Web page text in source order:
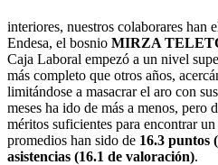
interiores, nuestros colaborares han
Endesa, el bosnio MIRZA
Caja Laboral empezó a un nivel
más completo que otros años,
limitándose a masacrar el aro con
meses ha ido de más a menos, pero
méritos suficientes para encontrar
promedios han sido de 16.3 puntos
asistencias (16.1 de valoración).